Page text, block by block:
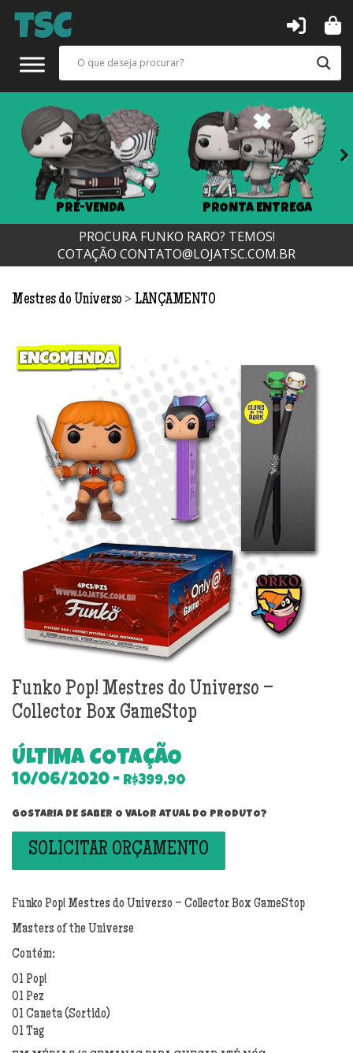
PRÉ-VENDA PRONTA ENTREGA
PROCURA FUNKO RARO? TEMOS!
COTAÇÃO CONTATO@LOJATSC.COM.BR
Mestres do Universo > LANÇAMENTO
Funko Pop! Mestres do Universo –
Collector Box GameStop
ÚLTIMA COTAÇÃO
10/06/2020 - R$399,90
GOSTARIA DE SABER O VALOR ATUAL DO PRODUTO?
SOLICITAR ORÇAMENTO
Funko Pop! Mestres do Universo – Collector Box GameStop
Masters of the Universe
Contém:
01 Pop!
01 Pez
01 Caneta (Sortido)
01 Tag